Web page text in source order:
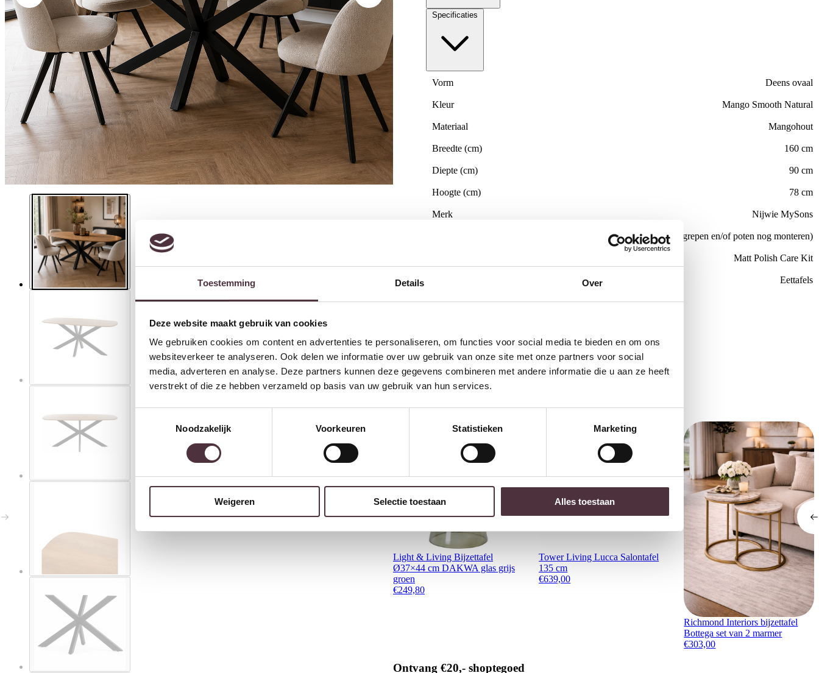
Toestemming Details Over
Deze website maakt gebruik van cookies
We gebruiken cookies om content en advertenties te personaliseren, om functies voor social media te bieden en om ons
websiteverkeer te analyseren. Ook delen we informatie over uw gebruik van onze site met onze partners voor social
media, adverteren en analyse. Deze partners kunnen deze gegevens combineren met andere informatie die u aan ze heeft
verstrekt of die ze hebben verzameld op basis van uw gebruik van hun services.
Noodzakelijk
Voorkeuren Statistieken Marketing
Weigeren Selectie toestaan Alles toestaan
Specificaties
Vorm Deens ovaal
Kleur Mango Smooth Natural
Materiaal Mangohout
Breedte (cm) 160 cm
Diepte (cm) 90 cm
Hoogte (cm) 78 cm
Merk Nijwie MySons
Nee (handgrepen en/of poten nog monteren)
Matt Polish Care Kit
Eettafels
Ruim2500m2 showroom
Light & Living Bijzettafel
Ø37×44 cm DAKWA glas grijs
groen
€249,80
Tower Living Lucca Salontafel
135 cm
€639,00
Richmond Interiors bijzettafel
Bottega set van 2 marmer
€303,00
Ontvang €20,- shoptegoed